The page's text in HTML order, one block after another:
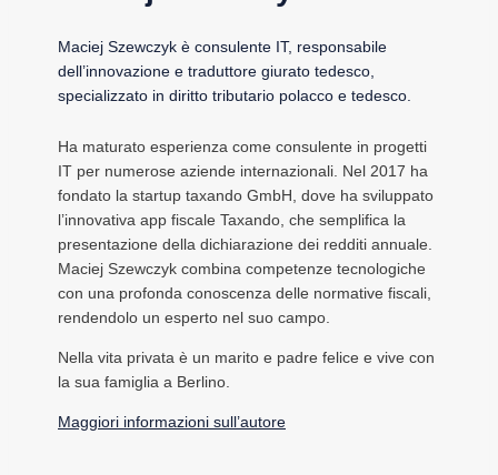
Maciej Szewczyk è consulente IT, responsabile
dell’innovazione e traduttore giurato tedesco,
specializzato in diritto tributario polacco e tedesco.
Ha maturato esperienza come consulente in progetti
IT per numerose aziende internazionali. Nel 2017 ha
fondato la startup taxando GmbH, dove ha sviluppato
l’innovativa app fiscale Taxando, che semplifica la
presentazione della dichiarazione dei redditi annuale.
Maciej Szewczyk combina competenze tecnologiche
con una profonda conoscenza delle normative fiscali,
rendendolo un esperto nel suo campo.
Nella vita privata è un marito e padre felice e vive con
la sua famiglia a Berlino.
Maggiori informazioni sull’autore